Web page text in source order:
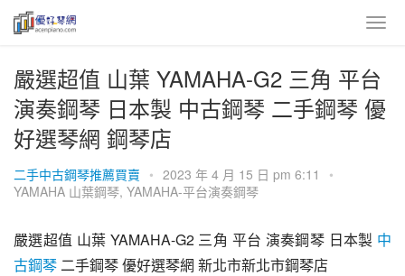
嚴選超值 山葉 YAMAHA-G2 三角 平台
演奏鋼琴 日本製 中古鋼琴 二手鋼琴 優
好選琴網 鋼琴店
二手中古鋼琴推薦買賣 • 2023 年 4 月 15 日 pm 6:11
•
YAMAHA 山葉鋼琴, YAMAHA-平台演奏鋼琴
嚴選超值 山葉 YAMAHA-G2 三角 平台 演奏鋼琴 日本製 中
古鋼琴 二手鋼琴 優好選琴網 新北市新北市鋼琴店